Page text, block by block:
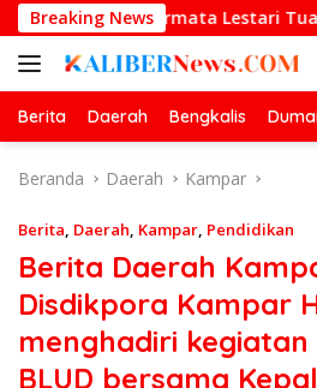
Langsung
ke
konten
Breaking News
Permata Lestari Tuai Reaksi Publik
Berita Daerah Bengkalis
Beranda Daerah Kampar
Berita, Daerah, Kampar, Pendidikan
Berita Daerah
Disdikpora Kampar
menghadiri kegiatan
BLUD bersama